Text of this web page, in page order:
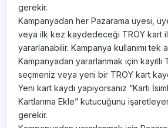
gerekir.
Kampanyadan her Pazarama üyesi,
veya ilk kez kaydedeceği TROY kart
yararlanabilir. Kampanya kullanımı tek
Kampanyadan yararlanmak için kayıtlı
seçmeniz veya yeni bir TROY kart
Yeni kart kaydı yapıyorsanız “Kartı
Kartlarıma Ekle” kutucuğunu
gerekir.